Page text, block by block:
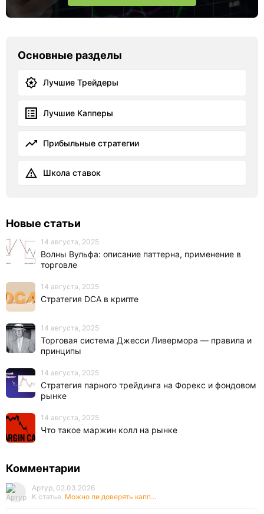
Основные разделы
Лучшие Трейдеры
Лучшие Капперы
Прибыльные стратегии
Школа ставок
Новые статьи
14 августа, 2025
Волны Вульфа: описание паттерна, применение в
торговле
14 августа, 2025
Стратегия DCA в крипте
14 августа, 2025
Торговая система Джесси Ливермора — правила и
принципы
14 августа, 2025
Стратегия парного трейдинга на Форекс и фондовом
рынке
14 августа, 2025
Что такое маржин колл на рынке
Комментарии
Артур, 02.03.2026
К статье: Можно ли доверять капп...